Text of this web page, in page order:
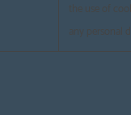
the use of
any personal